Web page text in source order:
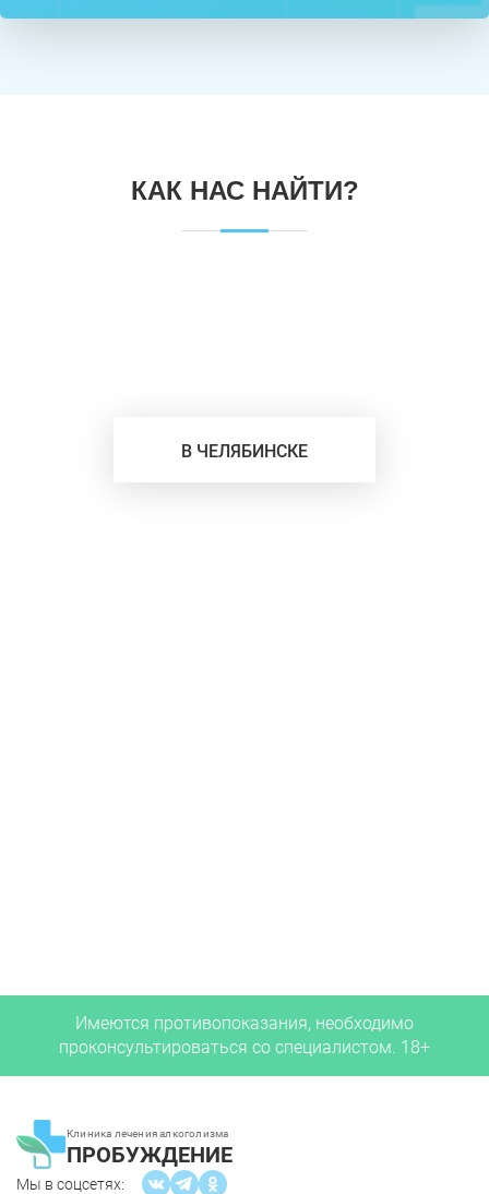
КАК НАС НАЙТИ?
В ЧЕЛЯБИНСКЕ
Имеются противопоказания, необходимо
проконсультироваться со специалистом. 18+
Клиника лечения алкоголизма
ПРОБУЖДЕНИЕ
Мы в соцсетях: